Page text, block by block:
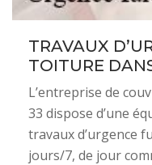
TRAVAUX
TOITURE
L’entreprise de
33 dispose d’une
travaux d’urgence
jours/7, de jour